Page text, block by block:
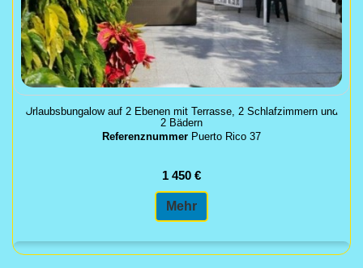
Urlaubsbungalow auf 2 Ebenen mit Terrasse, 2 Schlafzimmern und
2 Bädern
Referenznummer Puerto Rico 37
1 450 €
Mehr